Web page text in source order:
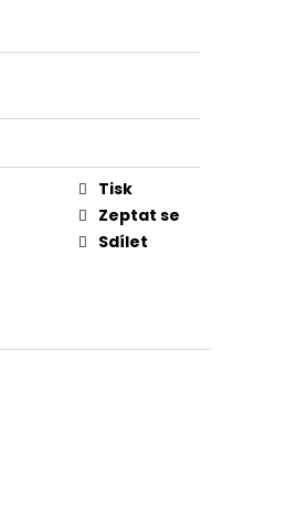
Tisk
Zeptat se
Sdílet